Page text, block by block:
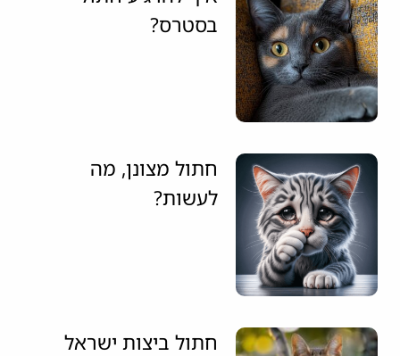
בסטרס?
חתול מצונן, מה
לעשות?
חתול ביצות ישראל